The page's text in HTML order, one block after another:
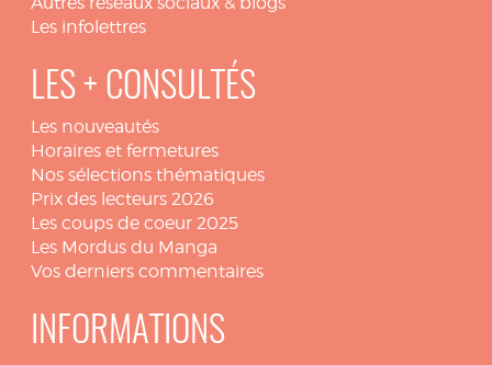
Les infolettres
LES + CONSULTÉS
Les nouveautés
Horaires et fermetures
Nos sélections thématiques
Prix des lecteurs 2026
Les coups de coeur 2025
Les Mordus du Manga
Vos derniers commentaires
INFORMATIONS